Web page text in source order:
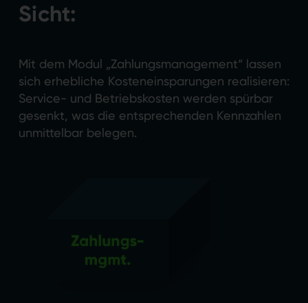
Sicht:
Mit dem Modul „Zahlungsmanagement“ lassen
sich erhebliche Kosteneinsparungen realisieren:
Service- und Betriebskosten werden spürbar
gesenkt, was die entsprechenden Kennzahlen
unmittelbar belegen.